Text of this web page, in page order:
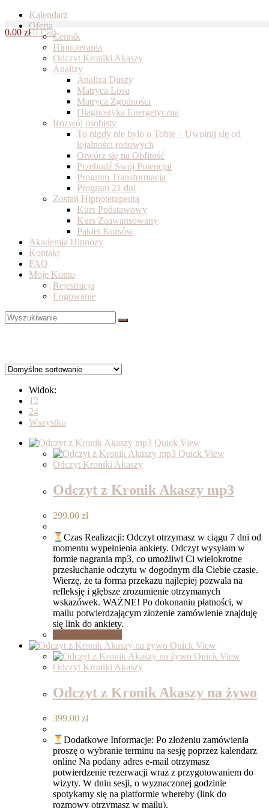
Skip
content
0.00 zł 0 Cart
Kalendarz
Oferta
Cennik
Hipnoterapia
Odczyt Kroniki Akaszy
Analizy
Analiza Duszy
Matryca Losu
Matryca Zgodności
Diagnostyka Energetyczna
Rozwój osobisty
To nigdy nie było o Tobie – Uwolnij się od
lojalności rodowych
Otwórz się na Obfitość
Przebudź Swój Potencjał
Program Transformacja
Program 21 dni
Zostań Hipnoterapeutą
Kurs Podstawowy
Kurs Zaawansowany
Pakiet Kursów
Akademia Hipnozy
Kontakt
FAQ
Moje Konto
Rejestracja
Logowanie
Widok:
12
24
Wszystko
Quick View
Quick View
Odczyt Kroniki Akaszy
Odczyt z Kronik Akaszy mp3
299.00 zł
Czas Realizacji: Odczyt otrzymasz w ciągu 7 dni od
momentu wypełnienia ankiety. Odczyt wysyłam w
formie nagrania mp3, co umożliwi Ci wielokrotne
przesłuchanie odczytu w dogodnym dla Ciebie czasie.
Wierzę, że ta forma przekazu najlepiej pozwala na
refleksję i głębsze zrozumienie otrzymanych
wskazówek. WAŻNE! Po dokonaniu płatności, w
mailu potwierdzającym złożenie zamówienie znajduję
się link do ankiety.
Quick View
Quick View
Odczyt Kroniki Akaszy
Odczyt z Kronik Akaszy na żywo
399.00 zł
Dodatkowe Informacje: Po złożeniu zamówienia
proszę o wybranie terminu na sesję poprzez kalendarz
online Na podany adres e-mail otrzymasz
potwierdzenie rezerwacji wraz z przygotowaniem do
wizyty. W dniu sesji, o wyznaczonej godzinie
spotykamy się na platformie whereby (link do
rozmowy otrzymasz w mailu).